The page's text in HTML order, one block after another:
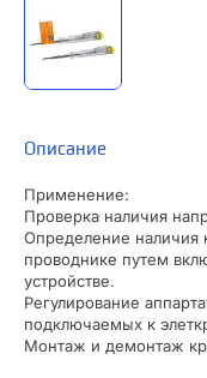
Описание
Применение:
Проверка наличия
Определение наличия
проводнике путем
устройстве.
Регулирование
подключаемых к
Монтаж и демонтаж